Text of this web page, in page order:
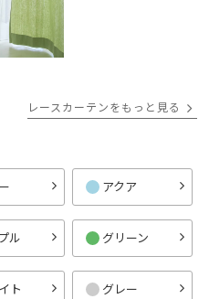
レースカーテンをもっと見る
アクア
ル グリーン
ト グレー